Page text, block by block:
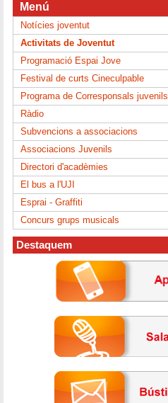
Menú
Notícies joventut
Activitats de Joventut
Programació Espai Jove
Festival de curts Cineculpable
Programa de Corresponsals juvenils
Ràdio
Subvencions a associacions
Associacions Juvenils
Directori d'acadèmies
El bus a l'UJI
Esprai - Graffiti
Concurs grups musicals
Destaquem